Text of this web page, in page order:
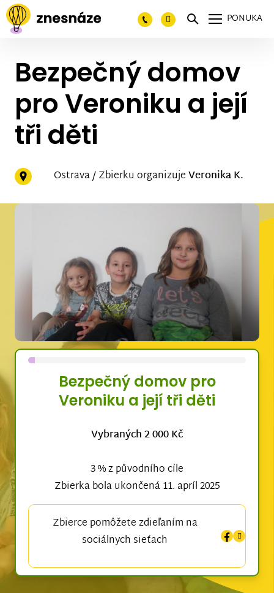
PONUKA
Bezpečný domov
pro Veroniku a její
tři děti
Ostrava / Zbierku organizujeVeronika K.
Bezpečný domov pro
Veroniku a její tři děti
Vybraných 2 000 Kč
3 % z původního cíle
Zbierka bola ukončená 11. apríl 2025
Zbierce pomôžete zdieľaním na
sociálnych sieťach